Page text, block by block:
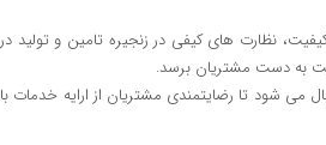
نظارت های کیفی در زنجیره تامین و تولید در
به دست مشتریان برسد.
شود تا رضایتمندی مشتریان از ارایه خدمات با